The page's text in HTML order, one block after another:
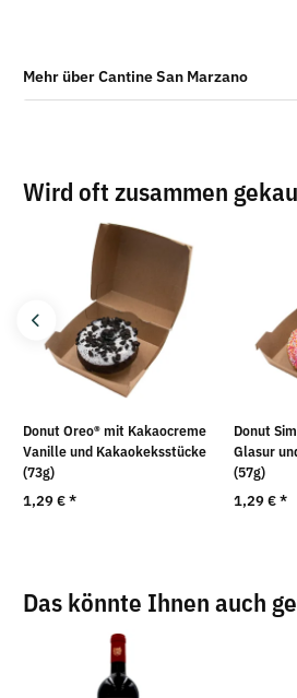
Mehr über Cantine San Marzano
Wird oft zusammen
Donut Oreo® mit Kakaocreme
Vanille und Kakaokeksstücke
(73g)
1,29 €*
Donut
Glasur
(57g)
1,29 €*
Das könnte Ihnen auch